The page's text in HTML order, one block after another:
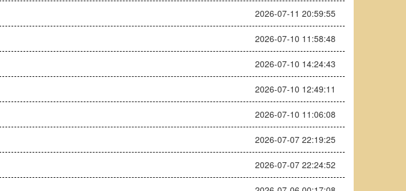
2026-07-11 20:59:55
2026-07-10 11:58:48
2026-07-10 14:24:43
2026-07-10 12:49:11
2026-07-10 11:06:08
2026-07-07 22:19:25
2026-07-07 22:24:52